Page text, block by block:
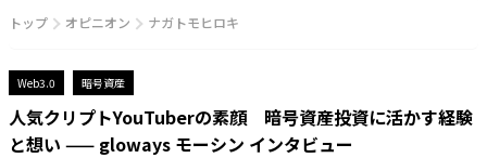
トップ オピニオン ナガトモヒロキ
Web3.0 暗号資産
人気クリプトYouTuberの素顔 暗号資産投資に活かす経験
と想い —— gloways モーシン インタビュー